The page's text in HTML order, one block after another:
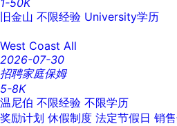
1-50K
旧金山 不限经验 University学历
West Coast All
2026-07-30
招聘家庭保姆
5-8K
温尼伯 不限经验 不限学历
奖励计划 休假制度 法定节假日 销